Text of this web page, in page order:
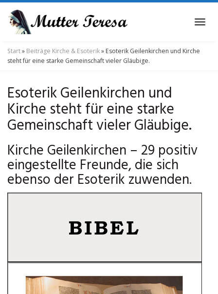
Skip
main
content
Start» Beiträge Kirche & Esoterik» Esoterik Geilenkirchen und Kirche
steht für eine starke Gemeinschaft vieler Gläubige.
Esoterik Geilenkirchen und
Kirche steht für eine starke
Gemeinschaft vieler Gläubige.
Kirche Geilenkirchen – 29 positiv
eingestellte Freunde, die sich
ebenso der Esoterik zuwenden.